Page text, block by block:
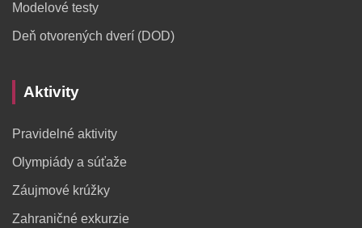
Modelové testy
Deň otvorených dverí (DOD)
Aktivity
Pravidelné aktivity
Olympiády a súťaže
Záujmové krúžky
Zahraničné exkurzie